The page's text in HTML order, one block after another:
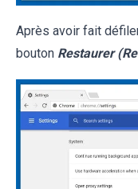
Après avoir fait
bouton Restaurer